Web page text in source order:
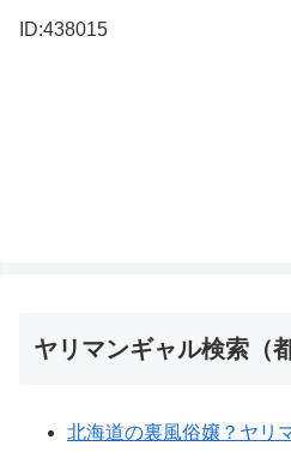
ID:438015
ヤリマンギャル検索（
北海道の裏風俗嬢？ヤリ